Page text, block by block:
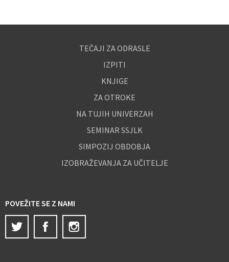
TEČAJI ZA ODRASLE
IZPITI
KNJIGE
ZA OTROKE
NA TUJIH UNIVERZAH
SEMINAR SSJLK
SIMPOZIJ OBDOBJA
IZOBRAŽEVANJA ZA UČITELJE
POVEŽITE SE Z NAMI
Twitter
Facebook